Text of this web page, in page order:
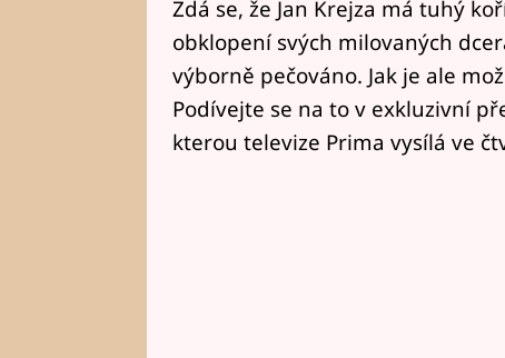
Zdá se, že Jan Krejza má tuhý
obklopení svých milovaných
výborně pečováno. Jak je ale
Podívejte se na to v exkluzivní
kterou televize Prima vysílá ve